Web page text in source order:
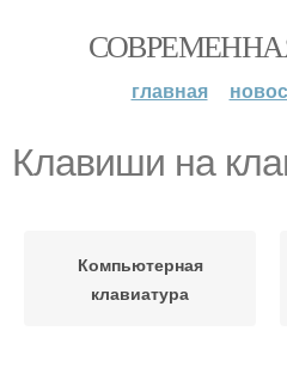
главная
Клавиши на
Компьютерная
клавиатура